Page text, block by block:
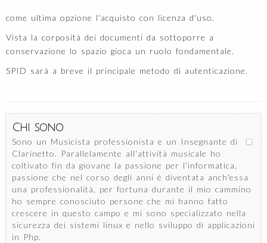
come ultima opzione l'acquisto con licenza d'uso.
Vista la corposità dei documenti da sottoporre a
conservazione lo spazio gioca un ruolo fondamentale.
SPID sarà a breve il principale metodo di autenticazione.
Chi sono
Sono un Musicista professionista e un Insegnante di
Clarinetto. Parallelamente all'attività musicale ho
coltivato fin da giovane la passione per l'informatica,
passione che nel corso degli anni è diventata anch'essa
una professionalità, per fortuna durante il mio cammino
ho sempre conosciuto persone che mi hanno fatto
crescere in questo campo e mi sono specializzato nella
sicurezza dei sistemi linux e nello sviluppo di applicazioni
in Php.